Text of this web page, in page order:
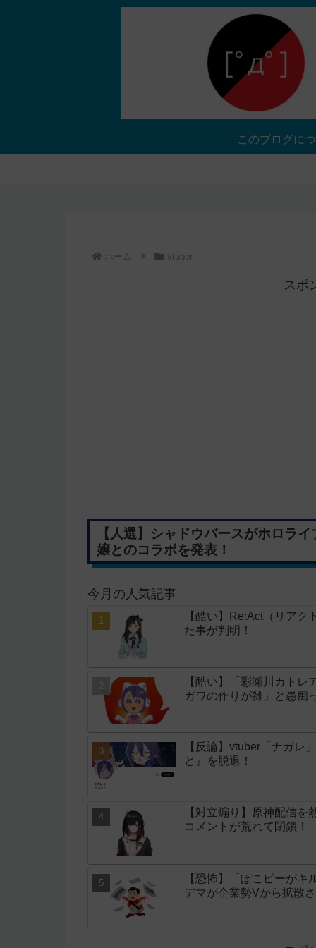
このブログに
ホーム vtuber
スポ
【人選】シャドウバースがホロラ
嬢とのコラボを発表！
今月の人気記事
【酷い】Re:Act（リア
た事が判明！
【酷い】「彩瀬川カト
ガワの作りが雑」と愚痴
【反論】vtuber「ナガレ
と』を脱退！
【対立煽り】原神配信
コメントが荒れて閉鎖！
【恐怖】「ぽこピーが
デマが企業勢Vから拡散